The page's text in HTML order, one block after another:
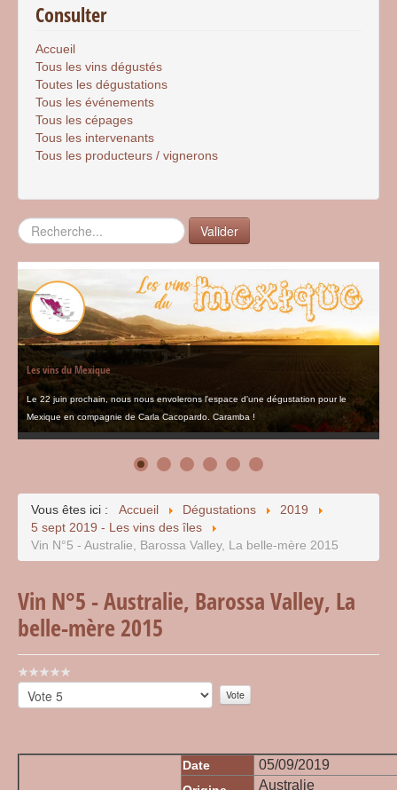
Consulter
Accueil
Tous les vins dégustés
Toutes les dégustations
Tous les événements
Tous les cépages
Tous les intervenants
Tous les producteurs / vignerons
Rechercher Valider
Les vins du Mexique
Le 22 juin prochain, nous nous envolerons l'espace d'une dégustation pour le
Mexique en compagnie de Carla Cacopardo. Caramba !
Vous êtes ici : Accueil Dégustations
2019
5 sept 2019 - Les vins des îles
Vin N°5 - Australie, Barossa Valley, La belle-mère 2015
Vin N°5 - Australie, Barossa Valley, La
belle-mère 2015
Vote
utilisateur:
Veuillez
voter
Date 05/09/2019
Australie